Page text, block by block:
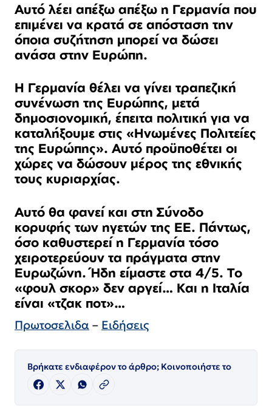
Αυτό λέει απέξω απέξω η Γερμανία που
επιμένει να κρατά σε απόσταση την
όποια συζήτηση μπορεί να δώσει
ανάσα στην Ευρώπη.
Η Γερμανία θέλει να γίνει τραπεζική
συνένωση της Ευρώπης, μετά
δημοσιονομική, έπειτα πολιτική για να
καταλήξουμε στις «Ηνωμένες Πολιτείες
της Ευρώπης». Αυτό προϋποθέτει οι
χώρες να δώσουν μέρος της εθνικής
τους κυριαρχίας.
Αυτό θα φανεί και στη Σύνοδο
κορυφής των ηγετών της ΕΕ. Πάντως,
όσο καθυστερεί η Γερμανία τόσο
χειροτερεύουν τα πράγματα στην
Ευρωζώνη. Ήδη είμαστε στα 4/5. Το
«φουλ σκορ» δεν αργεί… Και η Ιταλία
είναι «τζακ ποτ»…
Πρωτοσελιδα – Ειδήσεις
Βρήκατε ενδιαφέρον το άρθρο; Κοινοποιήστε το